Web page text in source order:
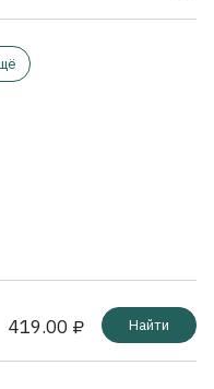
419.00 ₽ Найти